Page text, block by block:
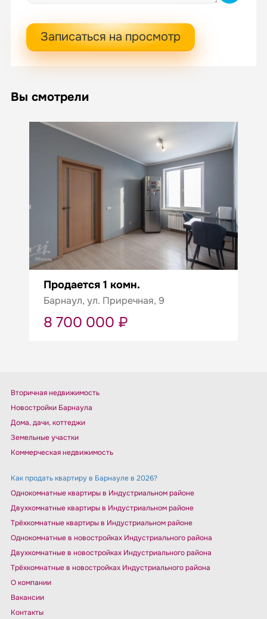
Записаться на просмотр
Вы смотрели
Продается 1 комн.
Барнаул, ул. Приречная, 9
8 700 000 ₽
Вторичная недвижимость
Новостройки Барнаула
Дома, дачи, коттеджи
Земельные участки
Коммерческая недвижимость
Как продать квартиру в Барнауле в 2026?
Однокомнатные квартиры в Индустриальном районе
Двухкомнатные квартиры в Индустриальном районе
Трёхкомнатные квартиры в Индустриальном районе
Однокомнатные в новостройках Индустриального района
Двухкомнатные в новостройках Индустриального района
Трёхкомнатные в новостройках Индустриального района
О компании
Вакансии
Контакты